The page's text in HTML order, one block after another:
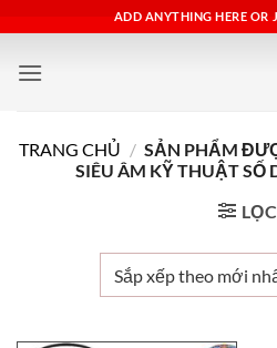
qua
nội
ADD ANYTHING HERE OR
TRANG CHỦ / SẢN PHẨM
SIÊU ÂM KỸ THUẬT SỐ
LỌC